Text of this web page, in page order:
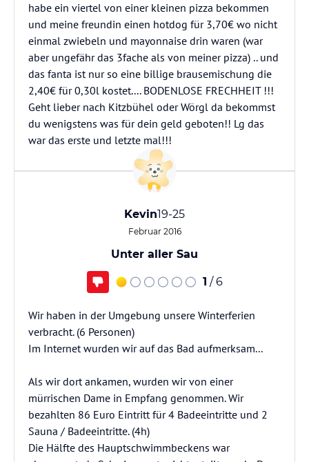
habe ein viertel von einer kleinen pizza bekommen
und meine freundin einen hotdog für 3,70€ wo nicht
einmal zwiebeln und mayonnaise drin waren (war
aber ungefähr das 3fache als von meiner pizza) .. und
das fanta ist nur so eine billige brausemischung die
2,40€ für 0,30l kostet.... BODENLOSE FRECHHEIT !!!
Geht lieber nach Kitzbühel oder Wörgl da bekommst
du wenigstens was für dein geld geboten!! Lg das
war das erste und letzte mal!!!
Kevin19-25
Februar 2016
Unter aller Sau
1 / 6
Wir haben in der Umgebung unsere Winterferien
verbracht. (6 Personen)
Im Internet wurden wir auf das Bad aufmerksam...
Als wir dort ankamen, wurden wir von einer
mürrischen Dame in Empfang genommen. Wir
bezahlten 86 Euro Eintritt für 4 Badeeintritte und 2
Sauna / Badeeintritte. (4h)
Die Hälfte des Hauptschwimmbeckens war